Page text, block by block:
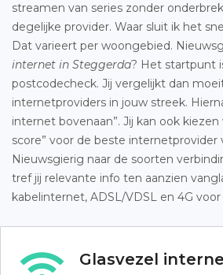
streamen van series zonder
degelijke provider. Waar sluit ik het
Dat varieert per woongebied.
internet in Steggerda? Het startpunt
postcodecheck. Jij vergelijkt dan
internetproviders in jouw streek.
internet bovenaan”. Jij kan ook kiezen
score” voor de beste internetprovider
Nieuwsgierig naar de soorten
tref jij relevante info ten aanzien
kabelinternet, ADSL/VDSL en 4G voor
Glasvezel